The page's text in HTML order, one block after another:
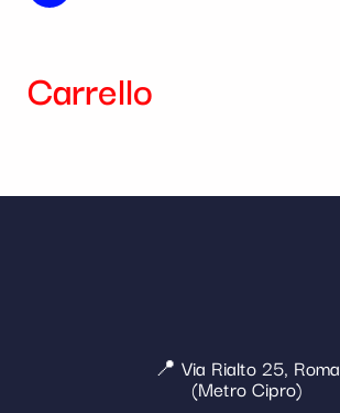
Carrello
📍 Via Rialto 25, Roma
(Metro Cipro)